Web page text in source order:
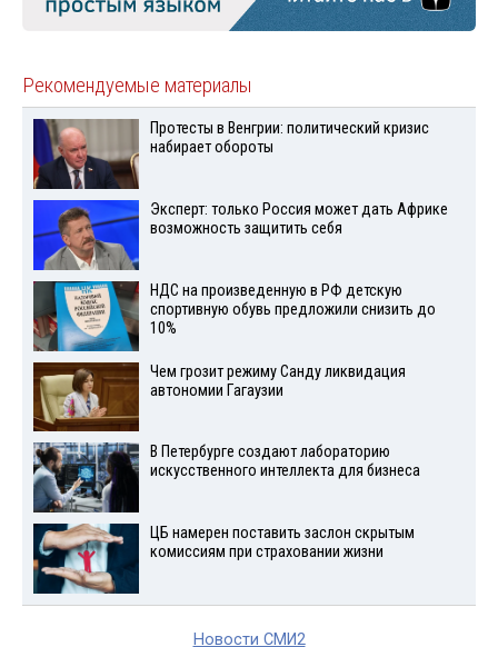
Рекомендуемые материалы
Протесты в Венгрии: политический кризис
набирает обороты
Эксперт: только Россия может дать Африке
возможность защитить себя
НДС на произведенную в РФ детскую
спортивную обувь предложили снизить до
10%
Чем грозит режиму Санду ликвидация
автономии Гагаузии
В Петербурге создают лабораторию
искусственного интеллекта для бизнеса
ЦБ намерен поставить заслон скрытым
комиссиям при страховании жизни
Новости СМИ2